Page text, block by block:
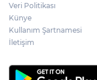
Veri Politikası
Künye
Kullanım Şartnamesi
İletişim